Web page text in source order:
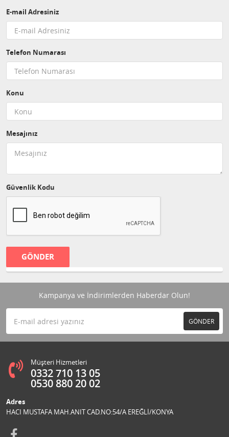
E-mail Adresiniz
Telefon Numarası
Konu
Mesajınız
Güvenlik Kodu
GÖNDER
Kampanya ve İndirimlerden Haberdar Olun!
GÖNDER
Müşteri Hizmetleri
0332 710 13 05
0530 880 20 02
Adres
HACI MUSTAFA MAH.ANIT CAD.NO:54/A EREĞLİ/KONYA